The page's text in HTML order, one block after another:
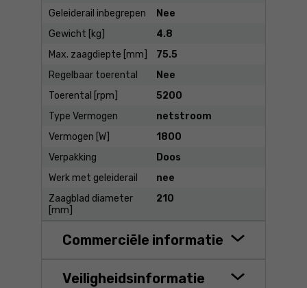
Geleiderail inbegrepen
Nee
Gewicht [kg]
4.8
Max. zaagdiepte [mm]
75.5
Regelbaar toerental
Nee
Toerental [rpm]
5200
Type Vermogen
netstroom
Vermogen [W]
1800
Verpakking
Doos
Werk met geleiderail
nee
Zaagblad diameter
[mm]
210
Commerciële informatie
Veiligheidsinformatie